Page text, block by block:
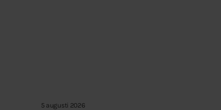
5 augusti 2026